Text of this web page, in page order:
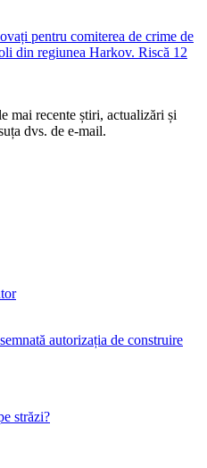
pentru comiterea de crime de
din regiunea Harkov. Riscă 12
mai recente știri, actualizări și
dvs. de e-mail.
autorizația de construire
străzi?